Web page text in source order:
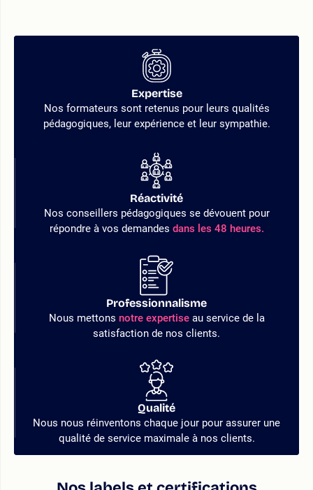
Expertise
Nos formateurs sont retenus pour leurs qualités
pédagogiques, leur expérience et leur sympathie.
Réactivité
Nos conseillers pédagogiques se dévouent pour
répondre à vos demandes dans les 48 heures.
Professionnalisme
Nous mettons notre expertiseau service de la
satisfaction de nos clients.
Qualité
Nous nous réinventons chaque jour pour assurer une
qualité de service maximale à nos clients.